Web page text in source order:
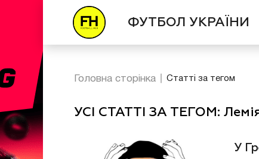
ФУТБОЛ УКРАЇНИ
Головна сторінка Статті за тегом
УСІ СТАТТІ ЗА ТЕГОМ:
У